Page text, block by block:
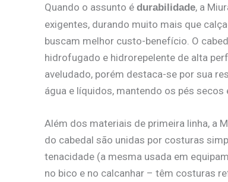
Quando o assunto é durabilidade, a
exigentes, durando muito mais que
buscam melhor custo-benefício. O
hidrofugado e hidrorepelente de alta
aveludado, porém destaca-se por sua
água e líquidos, mantendo os pés secos
Além dos materiais de primeira linha, a
do cabedal são unidas por costuras
tenacidade (a mesma usada em
no bico e no calcanhar – têm costuras